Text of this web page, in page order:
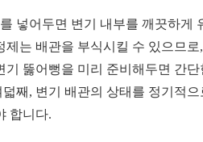
넣어두면 변기 내부를 깨끗하게
제는 배관을 부식시킬 수 있으므로
기 뚫어뻥을 미리 준비해두면 간단
째, 변기 배관의 상태를 정기적으
합니다.